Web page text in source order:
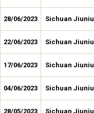
28/06/2023 Sichuan Jiuniu
22/06/2023 Sichuan Jiuniu
17/06/2023 Sichuan Jiuniu
04/06/2023 Sichuan Jiuniu
28/05/2023 Sichuan Jiuniu